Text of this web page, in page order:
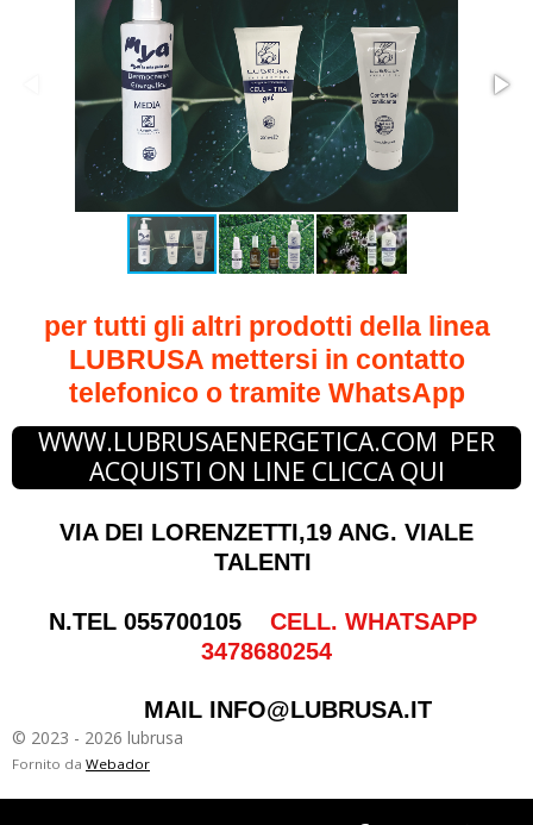
per tutti gli altri prodotti della linea
LUBRUSA mettersi in contatto
telefonico o tramite WhatsApp
WWW.LUBRUSAENERGETICA.COM PER
ACQUISTI ON LINE CLICCA QUI
VIA DEI LORENZETTI,19 ANG. VIALE
TALENTI
N.TEL 055700105 CELL. WHATSAPP
3478680254
MAIL INFO@LUBRUSA.IT
© 2023 - 2026 lubrusa
Fornito da Webador